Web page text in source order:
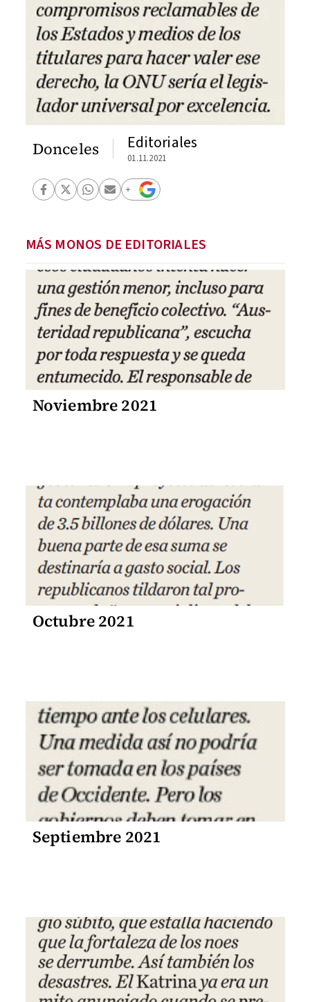
Donceles Editoriales
01.11.2021
MÁS MONOS DE EDITORIALES
Noviembre 2021
Octubre 2021
Septiembre 2021